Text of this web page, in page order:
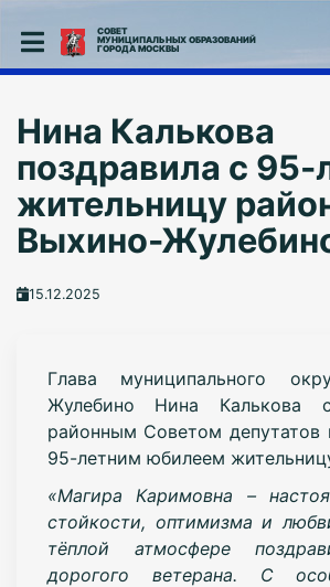
СОВЕТ
МУНИЦИПАЛЬНЫХ ОБРАЗОВАНИЙ
ГОРОДА МОСКВЫ
Нина Калькова
поздравила с 95-
жительницу
Выхино-
15.12.2025
Глава муниципального
Жулебино Нина Калькова
районным Советом депутатов
95-летним юбилеем
«Магира Каримовна –
стойкости, оптимизма и
тёплой атмосфере
дорогого ветерана. С